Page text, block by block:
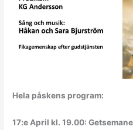
Hela påskens program:
17:e April kl. 19.00: